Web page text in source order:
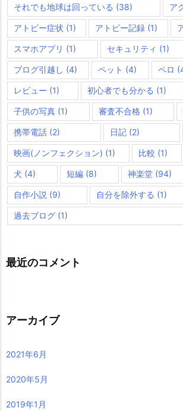
それでも地球は回っている (38) ア
アトピー症状 (1) アトピー記録 (1)
スマホアプリ (1) セキュリティ (1)
ブログ引越し (4) ペット (4) ペロ
レビュー (1) 初心者でも分かる (1)
子供の写真 (1) 審査不合格(1)
携帯電話 (2) 日記(2)
映画(ノンフェクション) (1) 比較 (1)
犬 (4) 短編 (8) 神楽堂 (94)
自作小説 (9) 自分を除外する (1)
過去ブログ (1)
最近のコメント
アーカイブ
2021年6月
2020年5月
2019年1月